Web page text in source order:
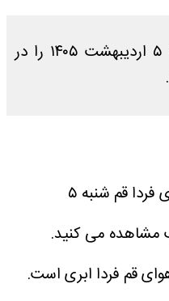
وضعیت هوای فردا قم شنبه ۵ اردیبهشت ۱۴۰۵ را در
، وضعیت هوای فردا قم شنبه ۵
قم فردا ابری است.